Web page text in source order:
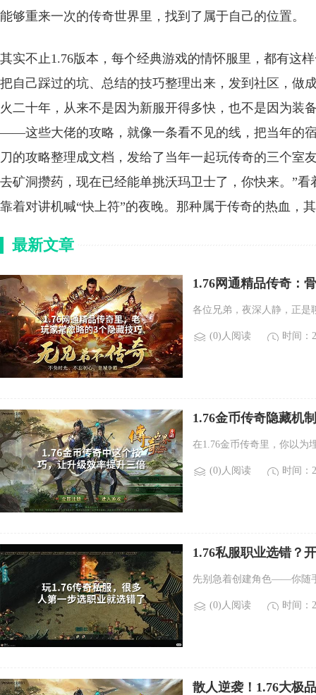
能够重来一次的传奇世界里，找到了属于自己的位置。
其实不止1.76版本，每个经典游戏的情怀服里，都有这
把自己踩过的坑、总结的技巧整理出来，发到社区，做
火二十年，从来不是因为新服开得多快，也不是因为装
——这些大佬的攻略，就像一条看不见的线，把当年的
刀的攻略整理成文档，发给了当年一起玩传奇的三个室
去矿洞攒药，现在已经能单挑沃玛卫士了，你快来。”
靠着对讲机喊“快上符”的夜晚。那种属于传奇的热血，
最新文章
1.76网通精品传奇：
各位兄弟，夜深人静，正是
(0)人阅读 时间：
1.76金币传奇隐藏机
在1.76金币传奇里，你以为
(0)人阅读 时间：
1.76私服职业选错？
先别急着创建角色——你随
(0)人阅读 时间：
散人逆袭！1.76大极